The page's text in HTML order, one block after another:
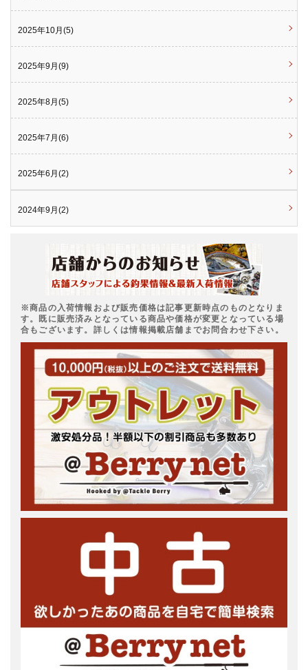
2025年10月(5)
2025年9月(9)
2025年8月(5)
2025年7月(6)
2025年6月(2)
2024年9月(2)
※商品の入荷情報および販売価格は記事更新時点のものとなりま
す。既に販売済みとなっている商品や価格が変更となっている場
合もございます。詳しくは情報掲載店舗までお問合わせ下さい。